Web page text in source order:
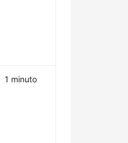
1 minuto